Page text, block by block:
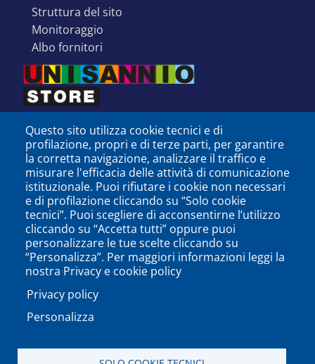
struttura del sito
monitoraggio
albo fornitori
SEGUICI SU
PODCAST
Questo sito utilizza cookie tecnici e di
profilazione, propri e di terze parti, per garantire
la corretta navigazione, analizzare il traffico e
misurare l'efficacia delle attività di comunicazione
istituzionale. Puoi rifiutare i cookie non necessari
e di profilazione cliccando su “Solo cookie
tecnici”. Puoi scegliere di acconsentirne l’utilizzo
cliccando su “Accetta tutti” oppure puoi
personalizzare le tue scelte cliccando su
“Personalizza”. Per maggiori informazioni leggi la
nostra Privacy e cookie policy
Privacy policy
Personalizza